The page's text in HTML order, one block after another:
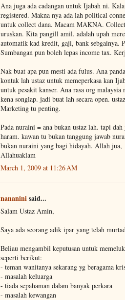
Ana juga ada cadangan untuk Ijabah ni.
registered. Makna nya ada lah political
untuk collect dana. Macam MAKNA.
uruskan. Kita pangill amil. adalah upah
automatik kad kredit, gaji, bank sebgainya.
Sumbangan pun boleh lepas income tax.
Nak buat apa pun mesti ada fulus. Ana
kontak lah ustaz untuk memeperkasa kan
untuk pesakit kanser. Ana rasa org
kena songlap. jadi buat lah secara open.
Marketing tu penting.
Pada nuraini = ana bukan ustaz lah. tapi
haram. kawan tu bukan tanggung jawab
bukan nuraini yang bagi hidayah. Allah jua,
Allahuaklam
March 1, 2009 at 11:26 AM
nananinisaid...
Salam Ustaz Amin,
Saya ada seorang adik ipar yang telah
Beliau mengambil keputusan untuk
seperti berikut:
- teman wanitanya sekarang yg beragama
- masalah keluarga
- tiada sepahaman dalam banyak perkara
- masalah kewangan